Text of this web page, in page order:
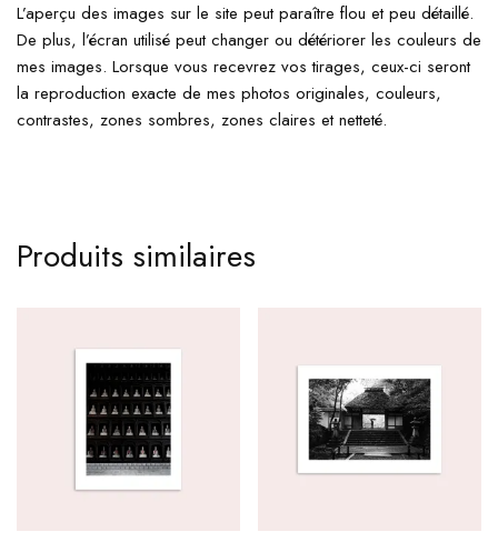
L’aperçu des images sur le site peut paraître flou et peu détaillé.
De plus, l’écran utilisé peut changer ou détériorer les couleurs de
mes images. Lorsque vous recevrez vos tirages, ceux-ci seront
la reproduction exacte de mes photos originales, couleurs,
contrastes, zones sombres, zones claires et netteté.
Produits similaires